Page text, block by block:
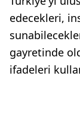
edecekleri,
gayretinde
ifadeleri